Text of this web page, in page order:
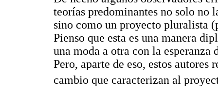
teorías predominantes no solo no
sino como un proyecto pluralista
Pienso que esta es una manera
una moda a otra con la
Pero, aparte de eso, estos
cambio que caracterizan al